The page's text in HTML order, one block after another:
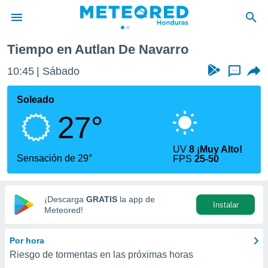
de
ha sido
calidad.
a este
las
y
digital
basada
Tiempo en Autlan De Navarro
10:45 Sábado ...
Soleado
27°
Sensación de 29°
UV8 ¡Muy Alto!
FPS25-50
¡Descarga GRATIS la app de
Meteored!
Instalar
Por hora
Riesgo de tormentas en las próximas horas